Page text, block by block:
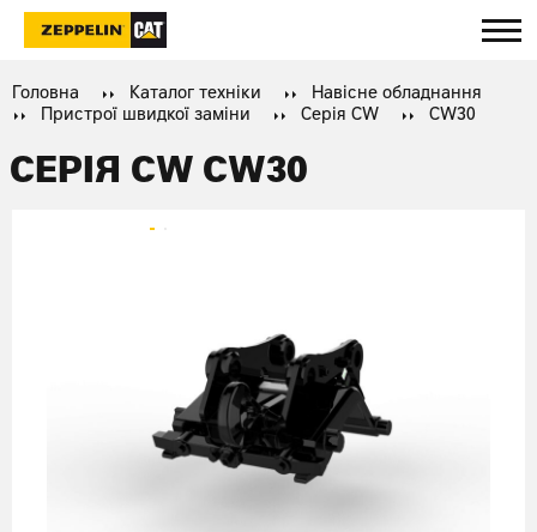
Головна Каталог техніки
Навісне обладнання
Пристрої швидкої заміни
Серія CW CW30
СЕРІЯ CW CW30